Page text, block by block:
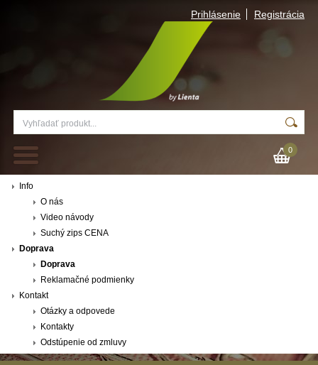
Prihlásenie Registrácia
0
Info
O nás
Video návody
Suchý zips CENA
Doprava
Doprava
Reklamačné podmienky
Kontakt
Otázky a odpovede
Kontakty
Odstúpenie od zmluvy